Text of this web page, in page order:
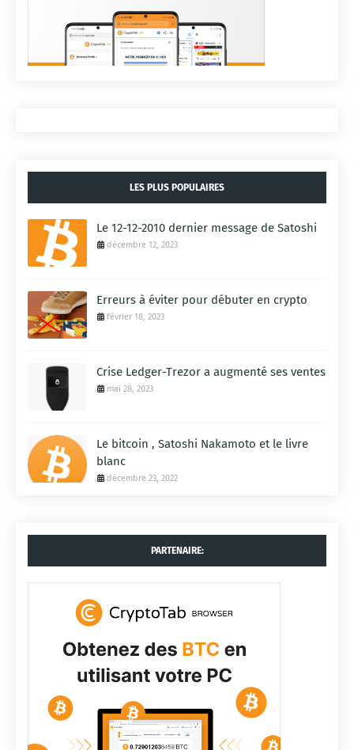
LES PLUS POPULAIRES
Le 12-12-2010 dernier message de Satoshi
décembre 12, 2023
Erreurs à éviter pour débuter en crypto
février 18, 2023
Crise Ledger-Trezor a augmenté ses ventes
mai 28, 2023
Le bitcoin , Satoshi Nakamoto et le livre
blanc
décembre 23, 2022
PARTENAIRE: